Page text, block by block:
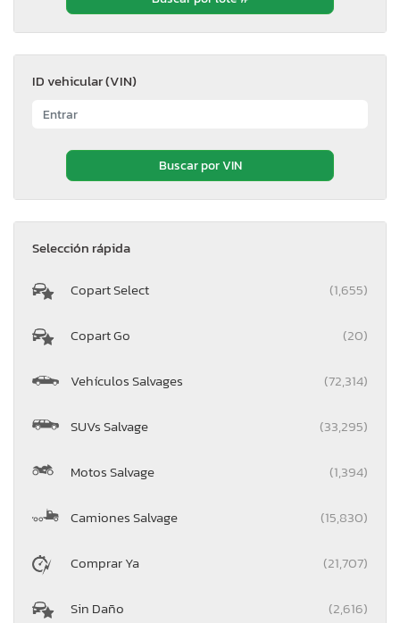
ID vehicular (VIN)
Selección rápida
Copart Select (1,655)
Copart Go (20)
Vehículos Salvages (72,314)
SUVs Salvage (33,295)
Motos Salvage (1,394)
Camiones Salvage (15,830)
Comprar Ya (21,707)
Sin Daño (2,616)